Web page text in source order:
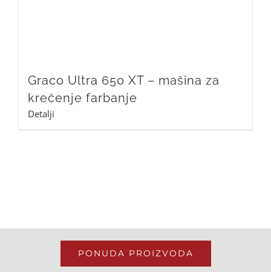
Graco Ultra 650 XT – mašina za
krečenje farbanje
Detalji
PONUDA PROIZVODA